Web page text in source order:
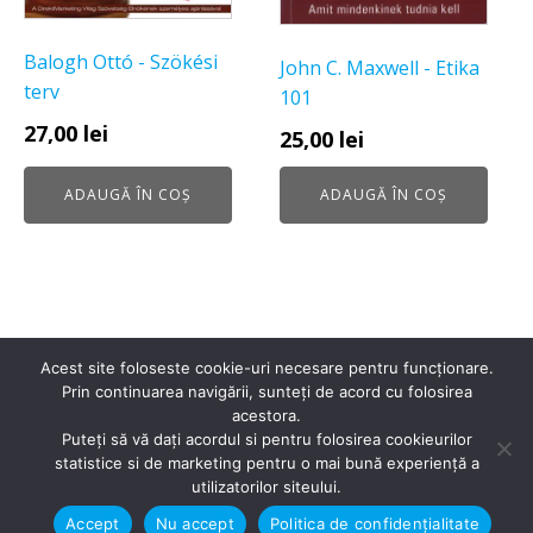
Balogh Ottó - Szökési
terv
27,00 lei
ADAUGĂ ÎN COȘ
John C. Maxwell - Etika
101
25,00 lei
ADAUGĂ ÎN COȘ
Acest site foloseste cookie-uri necesare pentru funcționare.
Prin continuarea navigării, sunteți de acord cu folosirea
acestora.
Puteți să vă dați acordul si pentru folosirea cookieurilor
statistice si de marketing pentru o mai bună experiență a
utilizatorilor siteului.
Accept
Nu accept Politica de confidențialitate